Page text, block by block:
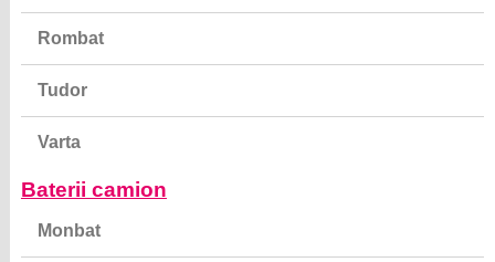
Rombat
Tudor
Varta
Baterii camion
Monbat